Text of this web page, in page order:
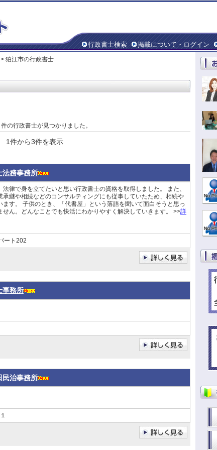
行政書士検索 掲載について・ログイン
> 狛江市の行政書士
件の行政書士が見つかりました。
件から3件を表示
法務事務所
律で身を立てたいと思い行政書士の資格を取得しました。 また、
継や相続などのコンサルティングにも従事していたため、相続や
す。 子供のとき、「代書屋」という落語を聞いて面白そうと思っ
ん。どんなことでも快活にわかりやすく解決していきます。 >>詳
ート202
事務所
民治事務所